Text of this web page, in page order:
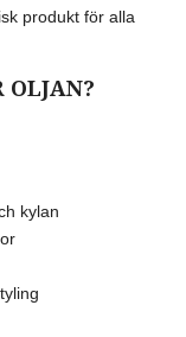
produkt för alla
OLJAN?
kylan